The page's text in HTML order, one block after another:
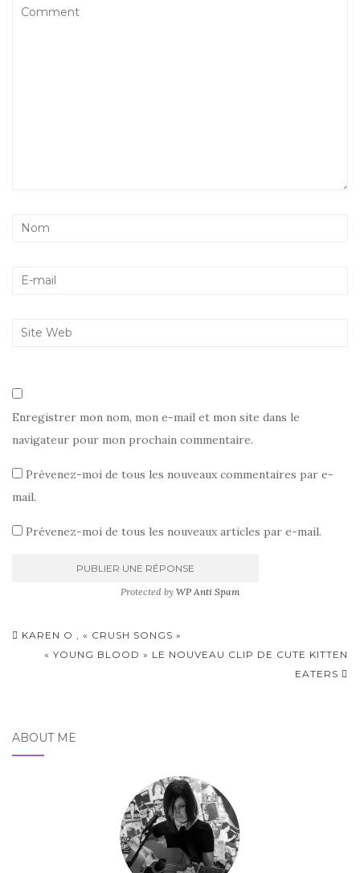
Enregistrer mon nom, mon e-mail et mon site dans le
navigateur pour mon prochain commentaire.
Prévenez-moi de tous les nouveaux commentaires par e-
mail.
Prévenez-moi de tous les nouveaux articles par e-mail.
Protected by WP Anti Spam
Pagination
d'article
KAREN O , « CRUSH SONGS »
« YOUNG BLOOD » LE NOUVEAU CLIP DE CUTE KITTEN
EATERS
ABOUT ME